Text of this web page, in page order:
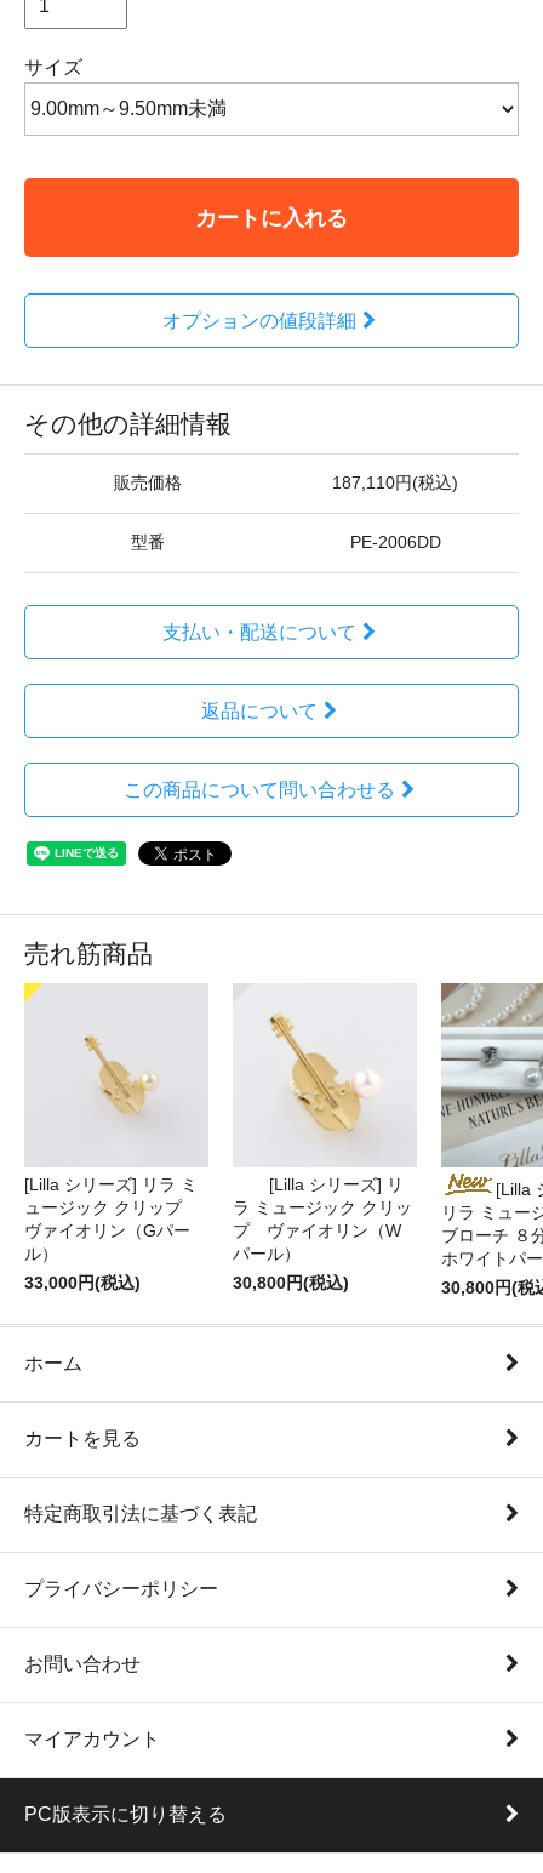
サイズ
カートに入れる
オプションの値段詳細
その他の詳細情報
販売価格 187,110円(税込)
型番 PE-2006DD
支払い・配送について
返品について
この商品について問い合わせる
売れ筋商品
[Lilla シリーズ] リラ ミ
ュージック クリップ
ヴァイオリン（Gパー
ル）
33,000円(税込)
[Lilla シリーズ] リ
ラ ミュージック クリッ
プ ヴァイオリン（W
パール）
30,800円(税込)
[Lilla
リラ ミュー
ブローチ ８
ホワイトパ
30,800円(税
ホーム
カートを見る
特定商取引法に基づく表記
プライバシーポリシー
お問い合わせ
マイアカウント
PC版表示に切り替える